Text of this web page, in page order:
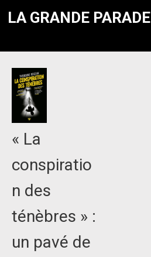
LA GRANDE PARADE
« La
conspiratio
n des
ténèbres » :
un pavé de